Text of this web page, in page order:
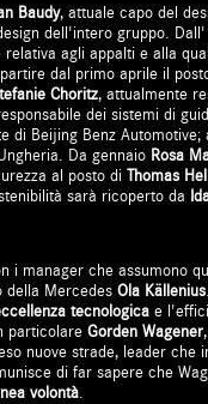
Baudy, attuale capo del
dell'intero gruppo.
relativa agli appalti e alla
dal primo aprile il
Choritz, attualmente
dei sistemi di
di Beijing Benz
Da gennaio Rosa
al posto diThomas
sarà ricoperto da
i manager che assumono
della MercedesOla Källenius
tecnologica e
particolareGorden Wagener
nuove strade, leader che
di far sapere che
volontà.